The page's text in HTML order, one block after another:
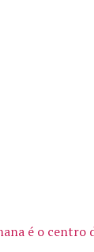
é o centro